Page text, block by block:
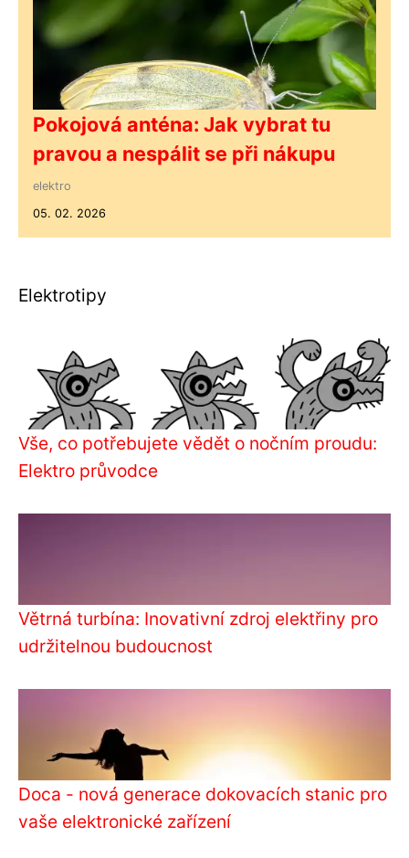
Pokojová anténa: Jak vybrat tu
pravou a nespálit se při nákupu
elektro
05. 02. 2026
Elektrotipy
Vše, co potřebujete vědět o nočním proudu:
Elektro průvodce
Větrná turbína: Inovativní zdroj elektřiny pro
udržitelnou budoucnost
Doca - nová generace dokovacích stanic pro
vaše elektronické zařízení